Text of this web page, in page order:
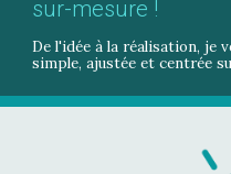
sur-mesure !
De l'idée à la réalisation, je
simple, ajustée et centrée